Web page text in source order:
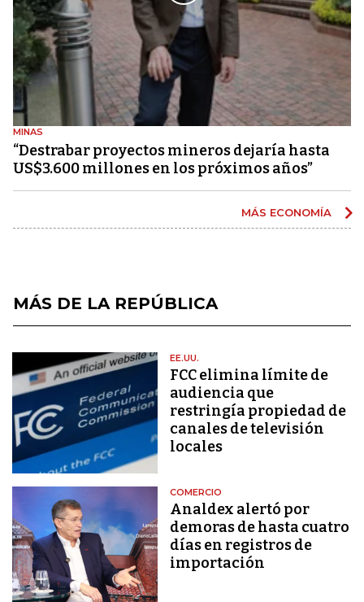
MINAS
“Destrabar proyectos mineros dejaría hasta
US$3.600 millones en los próximos años”
MÁS ECONOMÍA
MÁS DE LA REPÚBLICA
EE.UU.
FCC elimina límite de
audiencia que
restringía propiedad de
canales de televisión
locales
COMERCIO
Analdex alertó por
demoras de hasta cuatro
días en registros de
importación